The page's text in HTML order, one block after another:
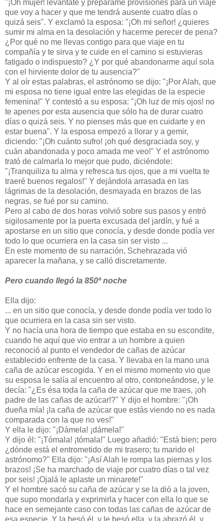
"¡Oh mujer! levántate y prepárame provisiones para un viaje
que voy a hacer y que me tendrá ausente cuatro días o
quizá seis". Y exclamó la esposa: "¡Oh mi señor! ¿quieres
sumir mi alma en la desolación y hacerme perecer de pena?
¿Por qué no me llevas contigo para que viaje en tu
compañía y te sirva y te cuide en el camino si estuvieras
fatigado o indispuesto? ¿Y por qué abandonarme aquí sola
con el hirviente dolor de tu ausencia?"
Y al oír estas palabras, el astrónomo se dijo: "¡Por Alah, que
mi esposa no tiene igual entre las elegidas de la especie
femenina!" Y contestó a su esposa: "¡Oh luz de mis ojos! no
te apenes por esta ausencia que sólo ha de durar cuatro
días o quizá seis. Y no pienses más que en cuidarte y en
estar buena". Y la esposa empezó a llorar y a gemir,
diciendo: "¡Oh cuánto sufro! ¡oh qué desgraciada soy, y
cuán abandonada y poco amada me veo!" Y el astrónomo
trató de calmarla lo mejor que pudo, diciéndole:
"¡Tranquiliza tu alma y refresca tus ojos, que a mi vuelta te
traeré buenos regalos!" Y dejándola arrasada en las
lágrimas de la desolación, desmayada en brazos de las
negras, se fué por su camino.
Pero al cabo de dos horas volvió sobre sus pasos y entró
sigilosamente por la puerta excusada del jardín, y fué a
apostarse en un sitio que conocía, y desde donde podía ver
todo lo que ocurriera en la casa sin ser visto ...
En este momento de su narración, Schehrazada vió
aparecer la mañana, y se calló discretamente.
Pero cuando llegó la 850ª noche
Ella dijo:
... en un sitio que conocía, y desde donde podía ver todo lo
que ocurriera en la casa sin ser visto.
Y no hacía una hora de tiempo que estaba en su escondite,
cuando he aquí que vio entrar a un hombre a quien
reconoció al punto el vendedor de cañas de azúcar
establecido enfrente de la casa. Y llevaba en la mano una
caña de azúcar escogida. Y en el mismo momento vio que
su esposa le salía al encuentro al otro, contoneándose, y le
decía: "¿Es ésa toda la caña de azúcar que me traes, ¡oh
padre de las cañas de azúcar!?" Y dijo el hombre: "¡Oh
dueña mía! ¡la caña de azúcar que estás viendo no es nada
comparada con la que no ves!"
Y ella le dijo: "¡Dámela! ¡dámela!"
Y dijo él: "¡Tómala! ¡tómala!" Luego añadió: "Está bien; pero
¿dónde está el entrometido de mi trasero; tu marido el
astrónomo?" Ella dijo: "¡Así Alah le rompa las piernas y los
brazos! ¡Se ha marchado de viaje por cuatro días o tal vez
por seis! ¡Ojalá le aplaste un minarete!"
Y el hombre sacó su caña de azúcar y se la dió a la joven,
que supo mondarla y exprimirla y hacer con ella lo que se
hace en semejante caso con todas las cañas de azúcar de
esa especie. Y la besó él, y le besó ella, y la abrazó él, y